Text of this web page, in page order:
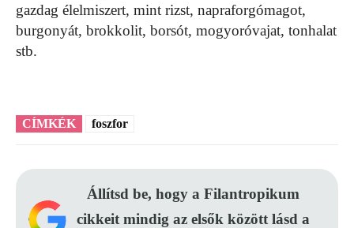
gazdag élelmiszert, mint rizst, napraforgómagot,
burgonyát, brokkolit, borsót, mogyoróvajat, tonhalat
stb.
CÍMKÉK foszfor
Állítsd be, hogy a Filantropikum
cikkeit mindig az elsők között lásd a